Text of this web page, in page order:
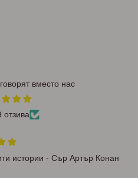
вместо нас
отзива
истории - Сър Артър Конан